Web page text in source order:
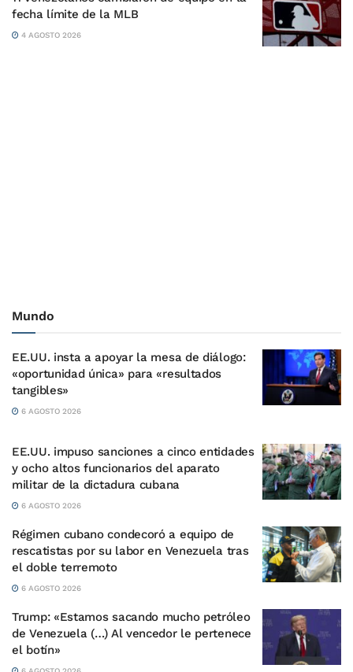
fecha límite de la MLB
4 AGOSTO 2026
Mundo
EE.UU. insta a apoyar la mesa de diálogo:
«oportunidad única» para «resultados
tangibles»
6 AGOSTO 2026
EE.UU. impuso sanciones a cinco entidades
y ocho altos funcionarios del aparato
militar de la dictadura cubana
6 AGOSTO 2026
Régimen cubano condecoró a equipo de
rescatistas por su labor en Venezuela tras
el doble terremoto
6 AGOSTO 2026
Trump: «Estamos sacando mucho petróleo
de Venezuela (…) Al vencedor le pertenece
el botín»